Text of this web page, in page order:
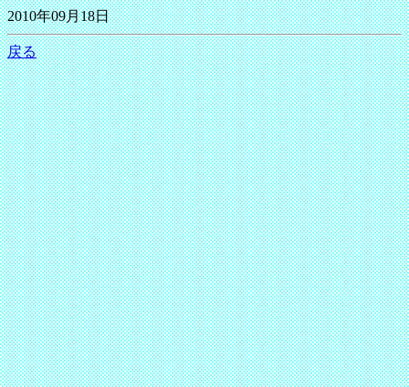
2010年09月18日
戻る